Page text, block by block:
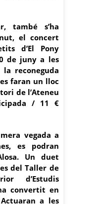
també s’ha
el concert
d’El Pony
de juny a les
la reconeguda
faran un lloc
de l’Ateneu
/ 11 €
vegada a
es podran
Un duet
del Taller de
d’Estudis
convertit en
a les